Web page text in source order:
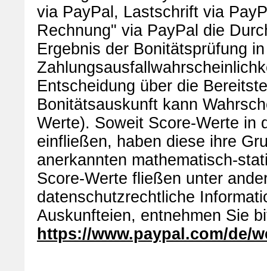
via PayPal, Lastschrift via
Rechnung" via PayPal die
Ergebnis der Bonitätsprüfung
Entscheidung über die
Bonitätsauskunft kann
Werte). Soweit Score-Werte in
einfließen, haben diese ihre
anerkannten mathematisch-
Score-Werte fließen unter
datenschutzrechtliche
Auskunfteien, entnehmen Sie
https://www.paypal.com/de/